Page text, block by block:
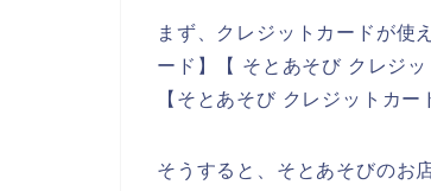
まず、クレジットカードが使
ード】【 そとあそび クレジ
【そとあそび クレジットカ
そうすると、そとあそびのお